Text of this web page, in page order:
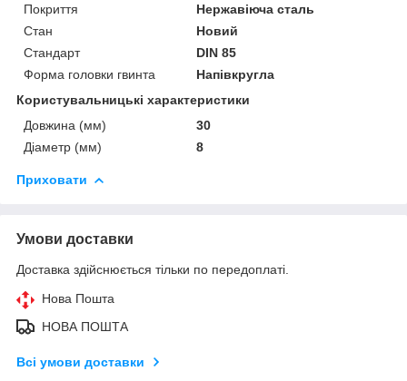
Покриття
Нержавіюча сталь
Стан
Новий
Стандарт
DIN 85
Форма головки гвинта
Напівкругла
Користувальницькі характеристики
Довжина (мм)
30
Діаметр (мм)
8
Приховати
Умови доставки
Доставка здійснюється тільки по передоплаті.
Нова Пошта
НОВА ПОШТА
Всі умови доставки